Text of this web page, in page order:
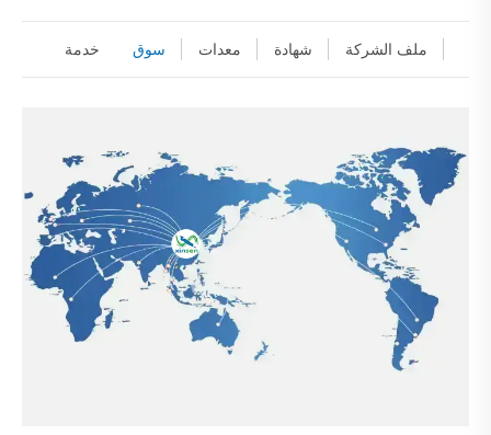
ملف الشركة شهادة معدات سوق خدمة